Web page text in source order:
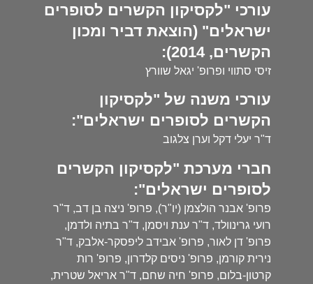
עורכי "לקסיקון הקשרים לסופרים
ישראלים" (הוצאת דביר ומכון
הקשרים, 2014):
זיסי סתווי ופרופ' יגאל שוורץ
עורכי משנה של "לקסיקון
הקשרים לסופרים ישראלים":
ד"ר יעלי דקל וערן צלגוב
חברי מערכת "לקסיקון הקשרים
לסופרים ישראלים":
פרופ' אבנר הולצמן (יו"ר), פרופ' ניצה בן דב, ד"ר
רועי גרינוולד, ד"ר ענת ויסמן, ד"ר בתיה ולדמן,
פרופ' דן לאור, פרופ' אבידב ליפסקר-אלבק, ד"ר
נירית קורמן, פרופ' ניסים קלדרון, פרופ' רות
קרטון-בלום, פרופ' חיה שחם, ד"ר אריאל שטרית,